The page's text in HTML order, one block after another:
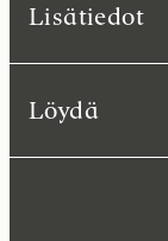
Lisätiedot
Löydä